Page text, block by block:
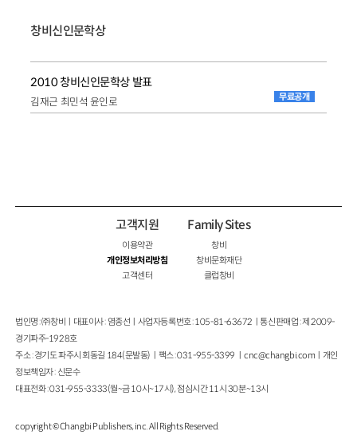
창비신인문학상
2010 창비신인문학상 발표
김재근 최민석 윤인로 무료공개
고객지원
이용약관
개인정보처리방침
고객센터
Family Sites
창비
창비문화재단
클럽창비
법인명 : ㈜창비ㅣ대표이사 : 염종선ㅣ사업자등록번호 : 105-81-63672ㅣ통신판매업 : 제 2009-
경기파주-1928호
주소 : 경기도 파주시 회동길 184(문발동)ㅣ팩스 : 031-955-3399 ㅣcnc@changbi.com ㅣ개인
정보책임자 : 신문수
대표전화 : 031-955-3333(월~금 10시~17시), 점심시간 11시 30분~13시
copyright © Changbi Publishers, inc. All Rights Reserved.